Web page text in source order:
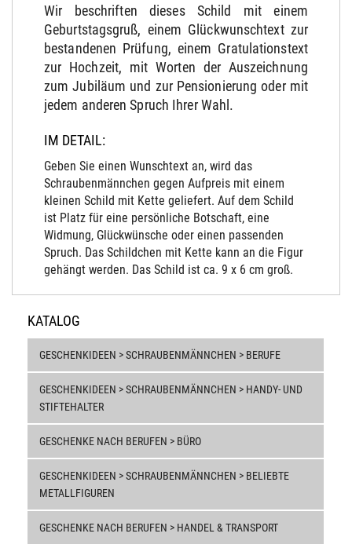
Wir beschriften dieses Schild mit einem
Geburtstagsgruß, einem Glückwunschtext zur
bestandenen Prüfung, einem Gratulationstext
zur Hochzeit, mit Worten der Auszeichnung
zum Jubiläum und zur Pensionierung oder mit
jedem anderen Spruch Ihrer Wahl.
IM DETAIL:
Geben Sie einen Wunschtext an, wird das
Schraubenmännchen gegen Aufpreis mit einem
kleinen Schild mit Kette geliefert. Auf dem Schild
ist Platz für eine persönliche Botschaft, eine
Widmung, Glückwünsche oder einen passenden
Spruch. Das Schildchen mit Kette kann an die Figur
gehängt werden. Das Schild ist ca. 9 x 6 cm groß.
KATALOG
GESCHENKIDEEN > SCHRAUBENMÄNNCHEN > BERUFE
GESCHENKIDEEN > SCHRAUBENMÄNNCHEN > HANDY- UND
STIFTEHALTER
GESCHENKE NACH BERUFEN > BÜRO
GESCHENKIDEEN > SCHRAUBENMÄNNCHEN > BELIEBTE
METALLFIGUREN
GESCHENKE NACH BERUFEN > HANDEL & TRANSPORT